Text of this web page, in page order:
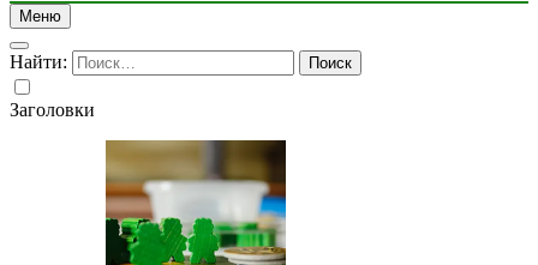
Меню
Найти:
Заголовки